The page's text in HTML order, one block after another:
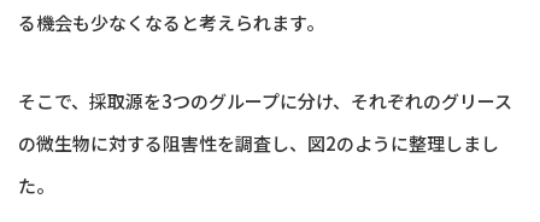
る機会も少なくなると考えられます。
そこで、採取源を3つのグループに分け、それぞれのグリース
の微生物に対する阻害性を調査し、図2のように整理しまし
た。